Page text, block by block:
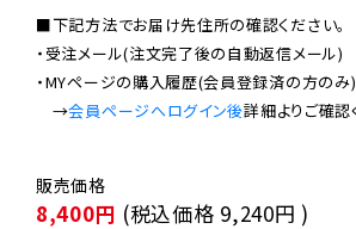
■下記方法でお届け先住所の確認ください。
・受注メール(注文完了後の自動返信メール)
・MYページの購入履歴(会員登録済の方のみ)
→会員ページへログイン後
8,400円 (税込価格 9,240円 )